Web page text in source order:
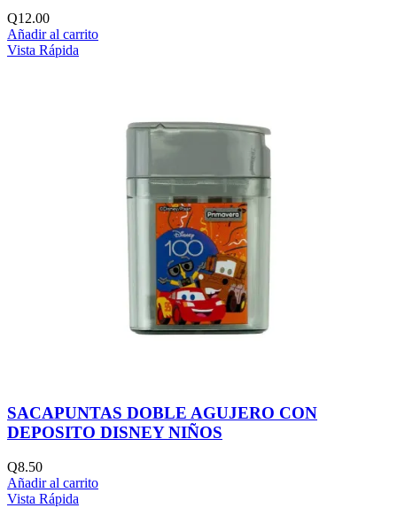
Q12.00
Añadir al carrito
Vista Rápida
SACAPUNTAS DOBLE AGUJERO CON
DEPOSITO DISNEY NIÑOS
Q8.50
Añadir al carrito
Vista Rápida